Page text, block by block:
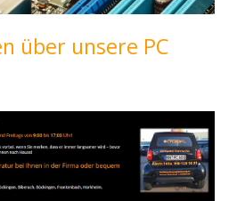
über unsere PC